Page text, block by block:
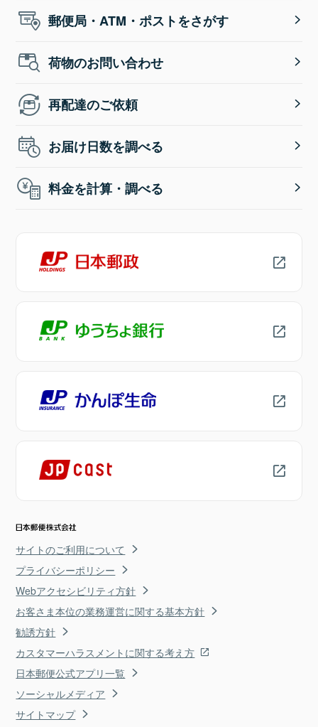
郵便局・ATM・ポストをさがす
荷物のお問い合わせ
再配達のご依頼
お届け日数を調べる
料金を計算・調べる
サイトのご利用について
プライバシーポリシー
Webアクセシビリティ方針
お客さま本位の業務運営に関する基本方針
勧誘方針
カスタマーハラスメントに関する考え方
日本郵便公式アプリ一覧
ソーシャルメディア
サイトマップ